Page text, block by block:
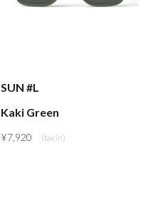
SUN #L
Kaki Green
¥7,920